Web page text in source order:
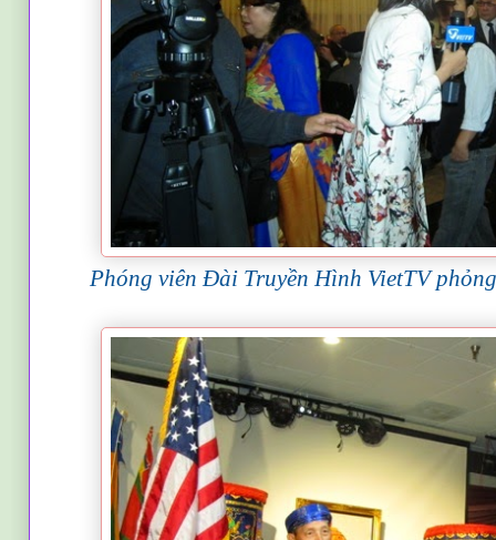
Phóng viênĐài Truyền Hình VietTV